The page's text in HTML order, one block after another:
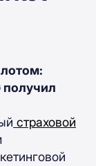
получил
страховой